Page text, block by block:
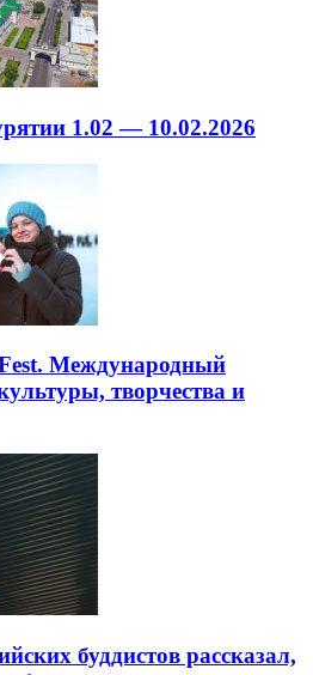
1.02 — 10.02.2026
Международный
творчества и
буддистов рассказал,